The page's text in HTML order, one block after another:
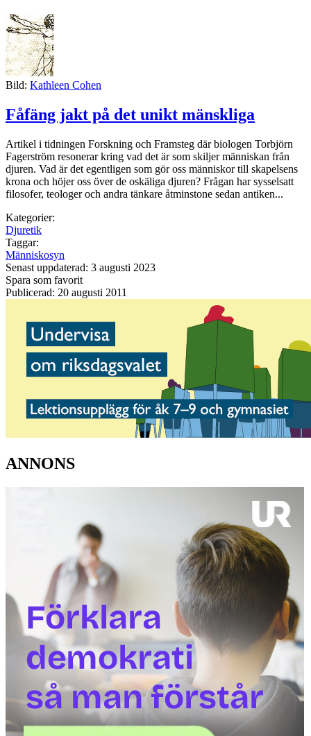
Bild: Kathleen Cohen
Fåfäng jakt på det unikt mänskliga
Artikel i tidningen Forskning och Framsteg där biologen Torbjörn
Fagerström resonerar kring vad det är som skiljer människan från
djuren. Vad är det egentligen som gör oss människor till skapelsens
krona och höjer oss över de oskäliga djuren? Frågan har sysselsatt
filosofer, teologer och andra tänkare åtminstone sedan antiken...
Kategorier:
Djuretik
Taggar:
Människosyn
Senast uppdaterad: 3 augusti 2023
Spara som favorit
Publicerad: 20 augusti 2011
ANNONS